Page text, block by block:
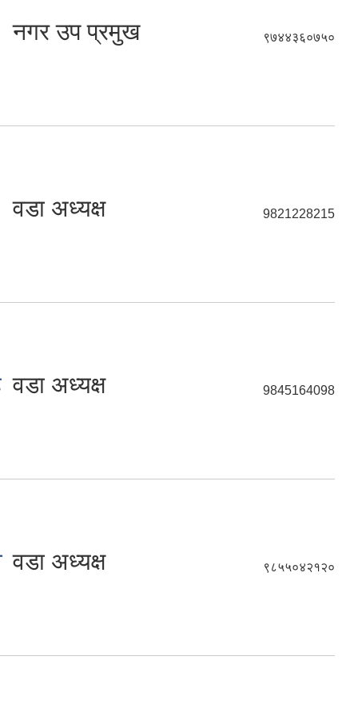
नगर उप प्रमुख ९७४४३६०७५०
वडा अध्यक्ष 9821228215
वडा अध्यक्ष 9845164098
वडा अध्यक्ष ९८५५०४२१२०